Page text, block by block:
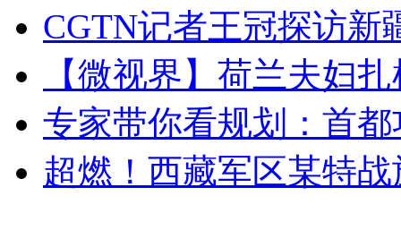
CGTN记者王冠探访新
【微视界】荷兰夫妇
专家带你看规划：首
超燃！西藏军区某特